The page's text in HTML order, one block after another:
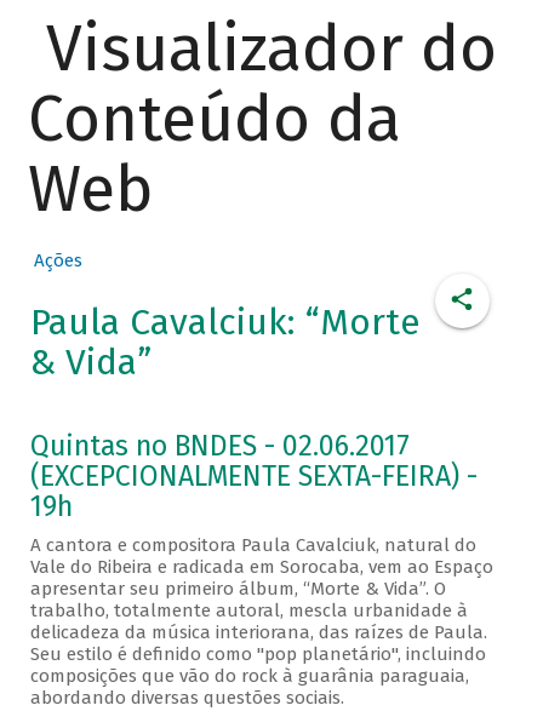
Visualizador do
Conteúdo da
Web
Ações
Paula Cavalciuk: “Morte
& Vida”
Quintas no BNDES - 02.06.2017
(EXCEPCIONALMENTE SEXTA-FEIRA) -
19h
A cantora e compositora Paula Cavalciuk, natural do
Vale do Ribeira e radicada em Sorocaba, vem ao Espaço
apresentar seu primeiro álbum, “Morte & Vida”. O
trabalho, totalmente autoral, mescla urbanidade à
delicadeza da música interiorana, das raízes de Paula.
Seu estilo é definido como "pop planetário", incluindo
composições que vão do rock à guarânia paraguaia,
abordando diversas questões sociais.